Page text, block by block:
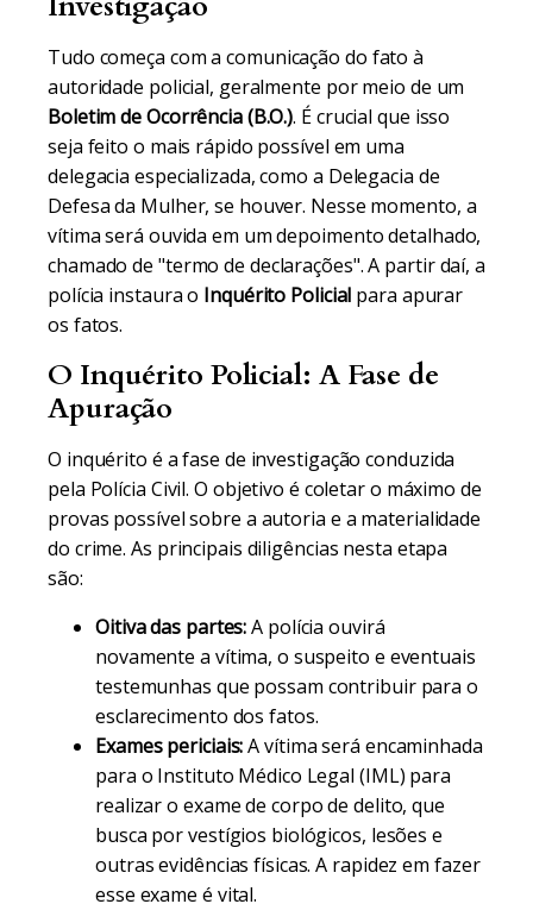
Tudo começa com a comunicação do fato à
autoridade policial, geralmente por meio de um
Boletim de Ocorrência (B.O.). É crucial que isso
seja feito o mais rápido possível em uma
delegacia especializada, como a Delegacia de
Defesa da Mulher, se houver. Nesse momento, a
vítima será ouvida em um depoimento detalhado,
chamado de "termo de declarações". A partir daí, a
polícia instaura o Inquérito Policial para apurar
os fatos.
O Inquérito Policial: A Fase de
Apuração
O inquérito é a fase de investigação conduzida
pela Polícia Civil. O objetivo é coletar o máximo de
provas possível sobre a autoria e a materialidade
do crime. As principais diligências nesta etapa
são:
Oitiva das partes:A polícia ouvirá
novamente a vítima, o suspeito e eventuais
testemunhas que possam contribuir para o
esclarecimento dos fatos.
Exames periciais:A vítima será encaminhada
para o Instituto Médico Legal (IML) para
realizar o exame de corpo de delito, que
busca por vestígios biológicos, lesões e
outras evidências físicas. A rapidez em fazer
esse exame é vital.